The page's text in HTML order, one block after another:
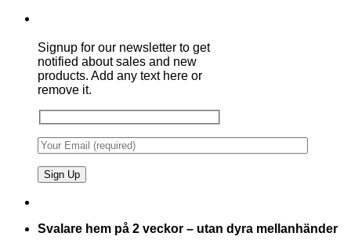
Signup for our newsletter to get
notified about sales and new
products. Add any text here or
remove it.
Svalare hem på 2 veckor – utan dyra mellanhänder